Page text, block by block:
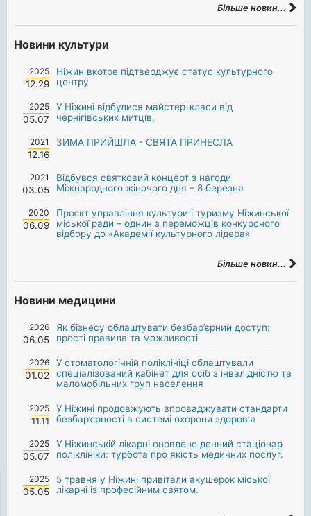
Більше новин...
Новини культури
2025
12.29
Ніжин вкотре підтверджує статус культурного
центру
2025
05.07
У Ніжині відбулися майстер-класи від
чернігівських митців.
2021
12.16
ЗИМА ПРИЙШЛА - СВЯТА ПРИНЕСЛА
2021
03.05
Відбувся святковий концерт з нагоди
Міжнародного жіночого дня – 8 березня
2020
06.09
Проєкт управління культури і туризму Ніжинської
міської ради – однин з переможців конкурсного
відбору до «Академії культурного лідера»
Більше новин...
Новини медицини
2026
06.05
Як бізнесу облаштувати безбар’єрний доступ:
прості правила та можливості
2026
01.02
У стоматологічній поліклініці облаштували
спеціалізований кабінет для осіб з інвалідністю та
маломобільних груп населення
2025
11.11
У Ніжині продовжують впроваджувати стандарти
безбар’єрності в системі охорони здоров’я
2025
05.07
У Ніжинській лікарні оновлено денний стаціонар
поліклініки: турбота про якість медичних послуг.
2025
05.05
5 травня у Ніжині привітали акушерок міської
лікарні із професійним святом.